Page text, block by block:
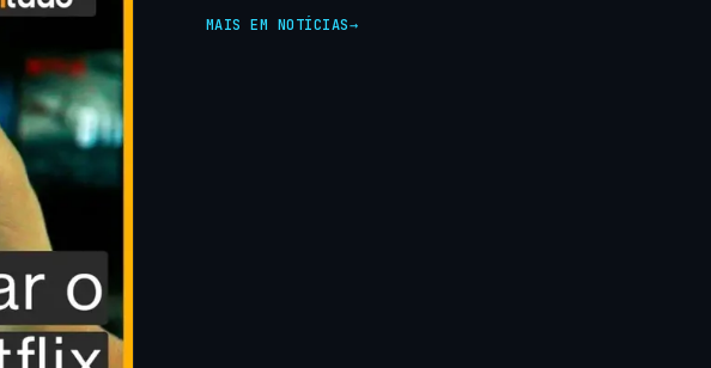
MAIS EM NOTÍCIAS